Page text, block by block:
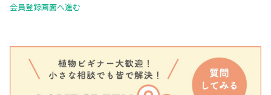
会員登録画面へ進む